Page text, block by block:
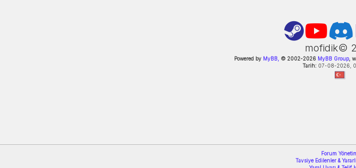
mofidik©
Powered by MyBB, © 2002-2026MyBB Group,
Tarih:07-08-2026,
Forum
Tavsiye Edilenler &